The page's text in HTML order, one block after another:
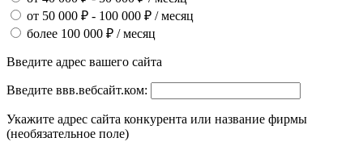
от 50 000 ₽ - 100 000 ₽ / месяц
более 100 000 ₽ / месяц
Введите адрес вашего сайта
Введите ввв.вебсайт.ком:
Укажите адрес сайта конкурента или название фирмы
(необязательное поле)